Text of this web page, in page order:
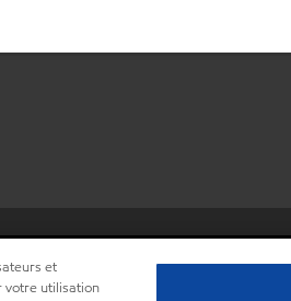
(Ne pas vendre ou partager mes informations
et
votre utilisation